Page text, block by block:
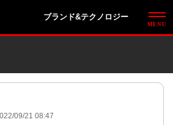
ブランド&テクノロジー
09/21 08:47